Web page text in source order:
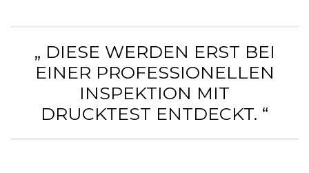
„ DIESE WERDEN ERST BEI
EINER PROFESSIONELLEN
INSPEKTION MIT
DRUCKTEST ENTDECKT. “